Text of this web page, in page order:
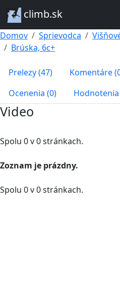
climb.sk
Domov Sprievodca
Brúska, 6c+
Prelezy (47) Komentáre
Ocenenia (0)
Hodnotenia
Video
Spolu 0 v 0 stránkach.
Zoznam je prázdny.
Spolu 0 v 0 stránkach.